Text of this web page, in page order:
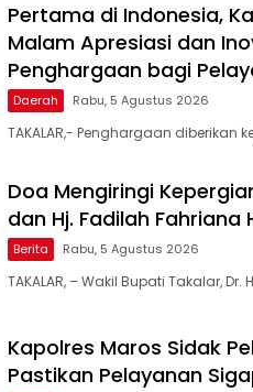
Pertama di Indonesia,
Malam Apresiasi dan
Penghargaan bagi
Daerah Rabu, 5 Agustus 2026
TAKALAR,- Penghargaan
Doa Mengiringi
dan Hj. Fadilah
Berita Rabu, 5 Agustus 2026
TAKALAR, – Wakil Bupati Takalar, Dr.
Kapolres Maros Sidak
Pastikan Pelayanan